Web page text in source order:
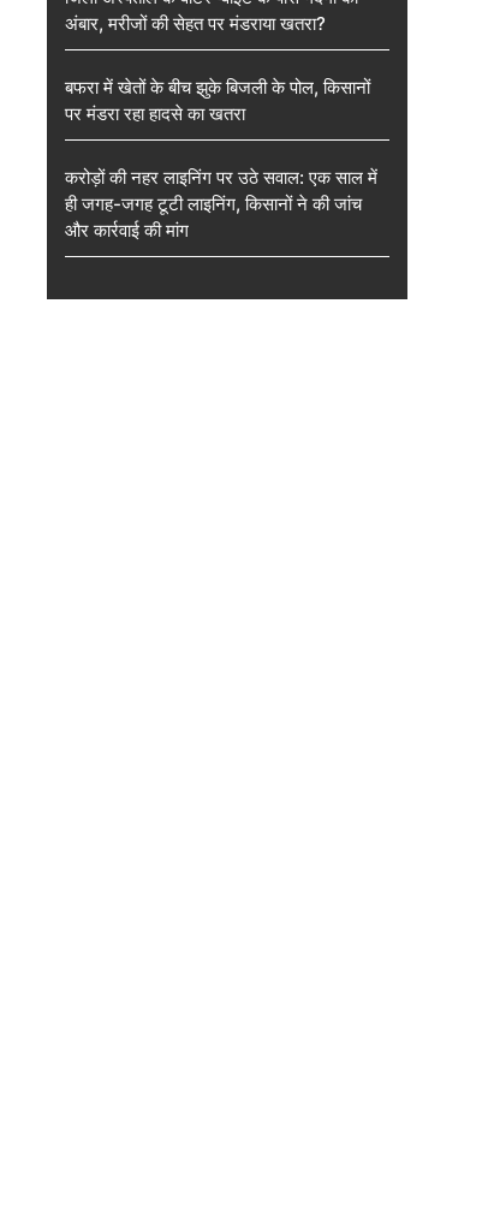
अंबार, मरीजों की सेहत पर मंडराया खतरा?
बफरा में खेतों के बीच झुके बिजली के पोल, किसानों
पर मंडरा रहा हादसे का खतरा
करोड़ों की नहर लाइनिंग पर उठे सवाल: एक साल में
ही जगह-जगह टूटी लाइनिंग, किसानों ने की जांच
और कार्रवाई की मांग